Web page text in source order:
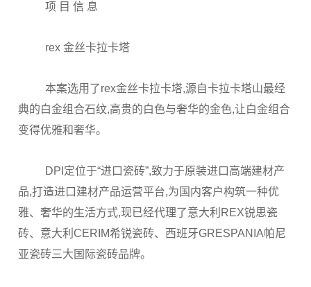
项 目 信 息
rex 金丝卡拉卡塔
本案选用了rex金丝卡拉卡塔,源自卡拉卡塔山最经
典的白金组合石纹,高贵的白色与奢华的金色,让白金组合
变得优雅和奢华。
DPI定位于“进口瓷砖”,致力于原装进口高端建材产
品,打造进口建材产品运营平台,为国内客户构筑一种优
雅、奢华的生活方式,现已经代理了意大利REX锐思瓷
砖、意大利CERIM希锐瓷砖、西班牙GRESPANIA帕尼
亚瓷砖三大国际瓷砖品牌。